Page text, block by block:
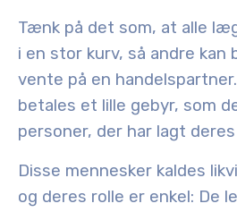
Tænk på det som, at alle
i en stor kurv, så andre
vente på en
betales et lille gebyr, som
personer, der har lagt
Disse mennesker kaldes
og deres rolle er enkel: De